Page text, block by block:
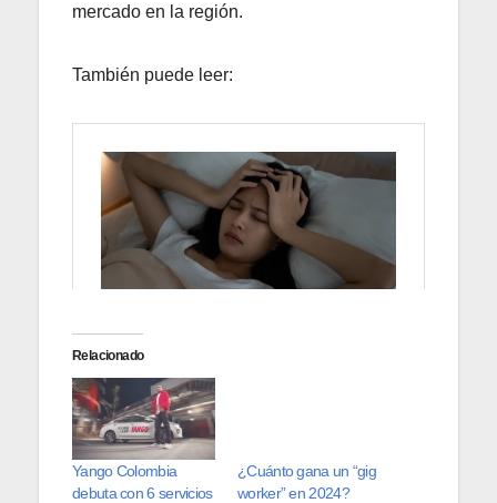
mercado en la región.
También puede leer:
Relacionado
Yango Colombia
debuta con 6 servicios
¿Cuánto gana un “gig
worker” en 2024?